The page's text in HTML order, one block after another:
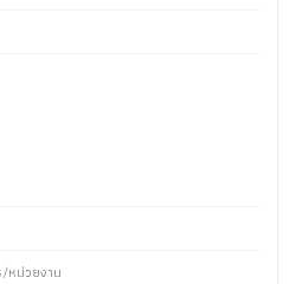
/หน่วยงาน